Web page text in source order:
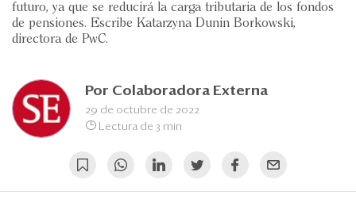
Blogs
Edición Impresa
futuro, ya que se reducirá la carga tributaria de los fondos
de pensiones. Escribe Katarzyna Dunin Borkowski,
directora de PwC.
Por Colaboradora Externa
29 de octubre de 2022
Lectura de 3 min